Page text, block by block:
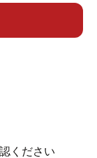
ください